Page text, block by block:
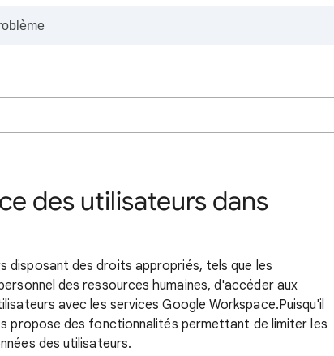
des utilisateurs dans
disposant des droits appropriés, tels que les
des ressources humaines, d'accéder aux
avec les services Google Workspace.Puisqu'il
propose des fonctionnalités permettant de limiter les
des utilisateurs.